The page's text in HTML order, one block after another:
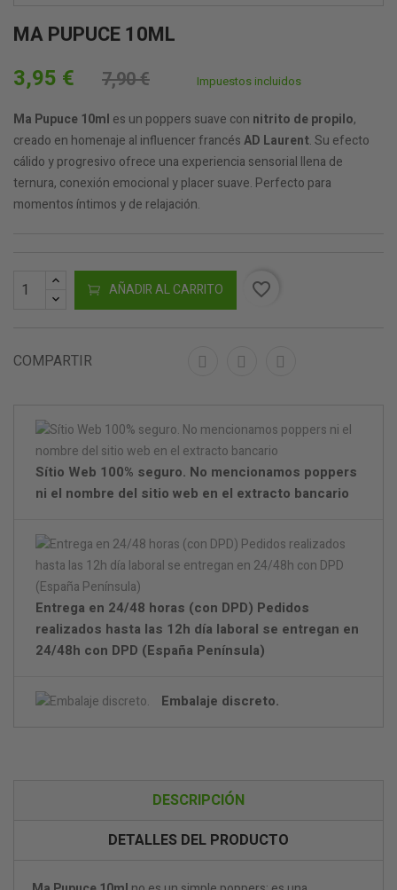
MA PUPUCE 10ML
3,95 € 7,90 € Impuestos incluidos
Ma Pupuce 10ml es un poppers suave con nitrito de propilo,
creado en homenaje al influencer francésAD Laurent. Su efecto
cálido y progresivo ofrece una experiencia sensorial llena de
ternura, conexión emocional y placer suave. Perfecto para
momentos íntimos y de relajación.
AÑADIR AL CARRITO favorite_border
COMPARTIR
Sítio Web 100% seguro. No mencionamos poppers
ni el nombre del sitio web en el extracto bancario
Entrega en 24/48 horas (con DPD) Pedidos
realizados hasta las 12h día laboral se entregan en
24/48h con DPD (España Península)
Embalaje discreto.
DESCRIPCIÓN
DETALLES DEL PRODUCTO